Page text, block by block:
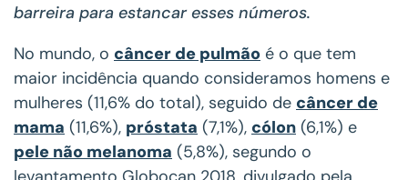
barreira para estancar esses números.
No mundo, o câncer de pulmão é o que tem
maior incidência quando consideramos homens e
mulheres (11,6% do total), seguido de câncer de
mama (11,6%), próstata (7,1%), cólon (6,1%) e
pele não melanoma (5,8%), segundo o